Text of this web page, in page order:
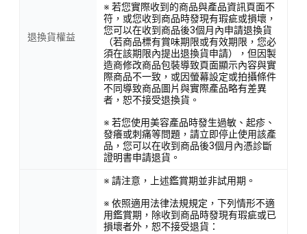
退換貨權益
※ 若您實際收到的商品與產品資訊頁面不
符，或您收到商品時發現有瑕疵或損壞，
您可以在收到商品後3個月內申請退換貨
（若商品標有賞味期限或有效期限，您必
須在該期限內提出退換貨申請），但因製
造商修改商品包裝導致頁面顯示內容與實
際商品不一致，或因螢幕設定或拍攝條件
不同導致商品圖片與實際產品略有差異
者，恕不接受退換貨。
※ 若您使用美容產品時發生過敏、起疹、
發癢或刺痛等問題，請立即停止使用該產
品，您可以在收到商品後3個月內憑診斷
證明書申請退貨。
※ 請注意，上述鑑賞期並非試用期。
※ 依照適用法律法規規定，下列情形不適
用鑑賞期，除收到商品時發現有瑕疵或已
損壞者外，恕不接受退貨：